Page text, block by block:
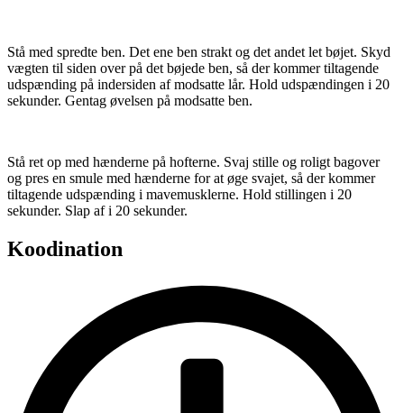
Stå med spredte ben. Det ene ben strakt og det andet let bøjet. Skyd
vægten til siden over på det bøjede ben, så der kommer tiltagende
udspænding på indersiden af modsatte lår. Hold udspændingen i 20
sekunder. Gentag øvelsen på modsatte ben.
Stå ret op med hænderne på hofterne. Svaj stille og roligt bagover
og pres en smule med hænderne for at øge svajet, så der kommer
tiltagende udspænding i mavemusklerne. Hold stillingen i 20
sekunder. Slap af i 20 sekunder.
Koodination